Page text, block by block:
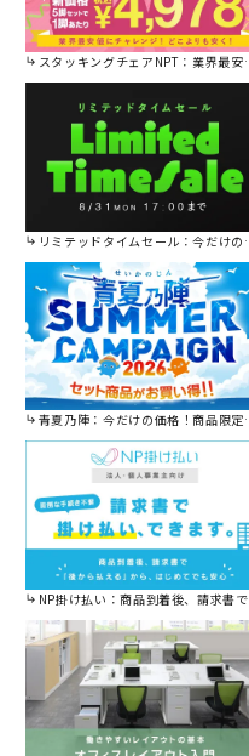
スタッキングチェアNPT：業界最安値に挑戦！
リミテッドタイムセール：今だけの限定セール。
青夏乃陣：今だけの価格！商品限定セール開催中です。
NP掛け払い：商品到着後、請求書で後から払えます。